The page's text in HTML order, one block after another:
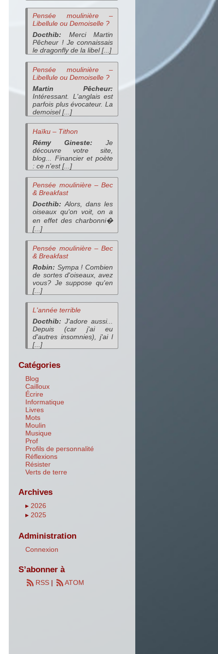
Pensée moulinière –
Libellule ou Demoiselle ?
Docthib: Merci Martin
Pêcheur ! Je connaissais
le dragonfly de la libel [...]
Pensée moulinière –
Libellule ou Demoiselle ?
Martin Pêcheur:
Intéressant. L'anglais est
parfois plus évocateur. La
demoisel [...]
Haïku – Tithon
Rémy Gineste: Je
découvre votre site,
blog... Financier et poète
: ce n'est [...]
Pensée moulinière – Bec
& Breakfast
Docthib: Alors, dans les
oiseaux qu'on voit, on a
en effet des charbonni�
[...]
Pensée moulinière – Bec
& Breakfast
Robin: Sympa ! Combien
de sortes d'oiseaux, avez
vous? Je suppose qu'en
[...]
L'année terrible
Docthib: J'adore aussi...
Depuis (car j'ai eu
d'autres insomnies), j'ai l
[...]
Catégories
Blog
Cailloux
Écrire
Informatique
Livres
Mots
Moulin
Musique
Prof
Profils de personnalité
Réflexions
Résister
Verts de terre
Archives
▸2026
▸2025
Administration
Connexion
S’abonner à
RSS| ATOM